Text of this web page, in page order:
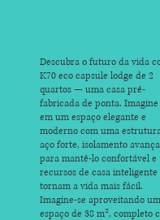
Descubra o futuro da vida
K70 eco capsule lodge de 2
quartos — uma casa pré-
fabricada de ponta.
em um espaço elegante e
moderno com uma
aço forte, isolamento
para mantê-lo confortável e
recursos de casa inteligente
tornam a vida mais fácil.
Imagine-se aproveitando um
espaço de 38 m², completo